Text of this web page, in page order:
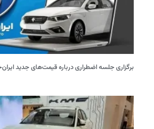
برگزاری جلسه اضطراری درباره قیمت‌های جدید